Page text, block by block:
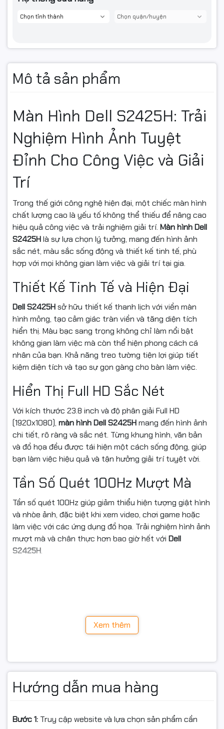
Mô tả sản phẩm
Màn Hình Dell S2425H: Trải
Nghiệm Hình Ảnh Tuyệt
Đỉnh Cho Công Việc và Giải
Trí
Trong thế giới công nghệ hiện đại, một chiếc màn hình
chất lượng cao là yếu tố không thể thiếu để nâng cao
hiệu quả công việc và trải nghiệm giải trí. Màn hình Dell
S2425Hlà sự lựa chọn lý tưởng, mang đến hình ảnh
sắc nét, màu sắc sống động và thiết kế tinh tế, phù
hợp với mọi không gian làm việc và giải trí tại gia.
Thiết Kế Tinh Tế và Hiện Đại
Dell S2425Hsở hữu thiết kế thanh lịch với viền màn
hình mỏng, tạo cảm giác tràn viền và tăng diện tích
hiển thị. Màu bạc sang trọng không chỉ làm nổi bật
không gian làm việc mà còn thể hiện phong cách cá
nhân của bạn. Khả năng treo tường tiện lợi giúp tiết
kiệm diện tích và tạo sự gọn gàng cho bàn làm việc.
Hiển Thị Full HD Sắc Nét
Với kích thước 23.8 inch và độ phân giải Full HD
(1920x1080), màn hình Dell S2425Hmang đến hình ảnh
chi tiết, rõ ràng và sắc nét. Từng khung hình, văn bản
và đồ họa đều được tái hiện một cách sống động, giúp
bạn làm việc hiệu quả và tận hưởng giải trí tuyệt vời.
Tần Số Quét 100Hz Mượt Mà
Tần số quét 100Hz giúp giảm thiểu hiện tượng giật hình
và nhòe ảnh, đặc biệt khi xem video, chơi game hoặc
làm việc với các ứng dụng đồ họa. Trải nghiệm hình ảnh
mượt mà và chân thực hơn bao giờ hết với Dell
S2425H.
chuyển động nhanh. Đây là yếu tố quan trọng đối với
game thủ và những người thường xuyên xem phim
Công Nghệ IPS Cho Góc Nhìn
Rộng
nhìn rộng lên đến 178 độ, cho phép bạn thưởng thức
Xem thêm
Hướng dẫn mua hàng
Bước 1: Truy cập website và lựa chọn sản phẩm cần
S2425H để nâng tầm không gian làm việc và giải trí của bạn!